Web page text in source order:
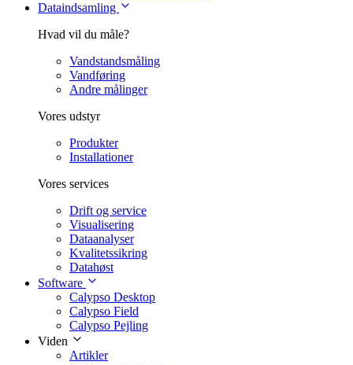
Dataindsamling
Hvad vil du måle?
Vandstandsmåling
Vandføring
Andre målinger
Vores udstyr
Produkter
Installationer
Vores services
Drift og service
Visualisering
Dataanalyser
Kvalitetssikring
Datahøst
Software
Calypso Desktop
Calypso Field
Calypso Pejling
Viden
Artikler